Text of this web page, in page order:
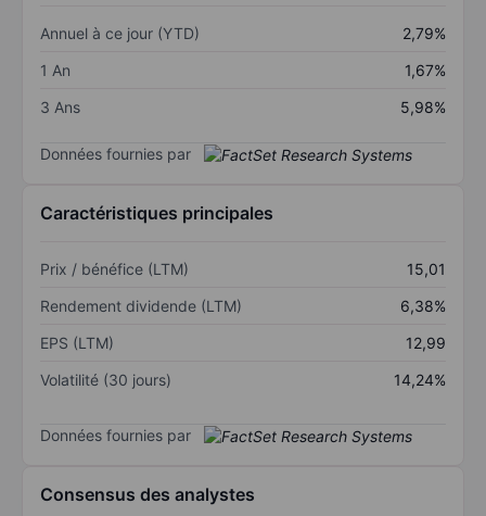
Annuel à ce jour (YTD)
2,79%
1 An
1,67%
3 Ans
5,98%
Données fournies par
Caractéristiques principales
Prix / bénéfice (LTM)
15,01
Rendement dividende (LTM)
6,38%
EPS (LTM)
12,99
Volatilité (30 jours)
14,24%
Données fournies par
Consensus des analystes